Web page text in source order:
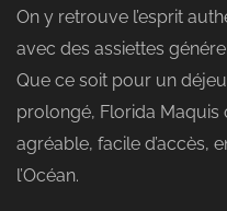
On y retrouve l’esprit
avec des assiettes
Que ce soit pour un
prolongé, Florida
agréable, facile d’accès,
l’Océan.